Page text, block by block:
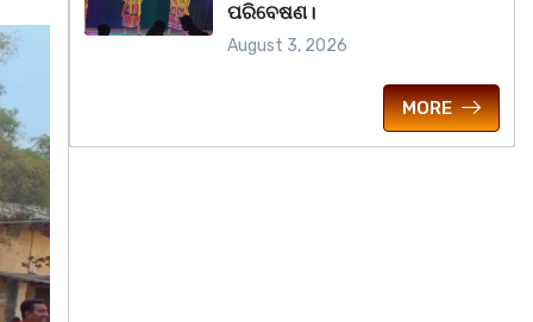
ପରିବେଷଣ।
August 3, 2026
MORE